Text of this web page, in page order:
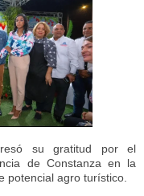
su gratitud por el
de Constanza en la
potencial agro turístico.